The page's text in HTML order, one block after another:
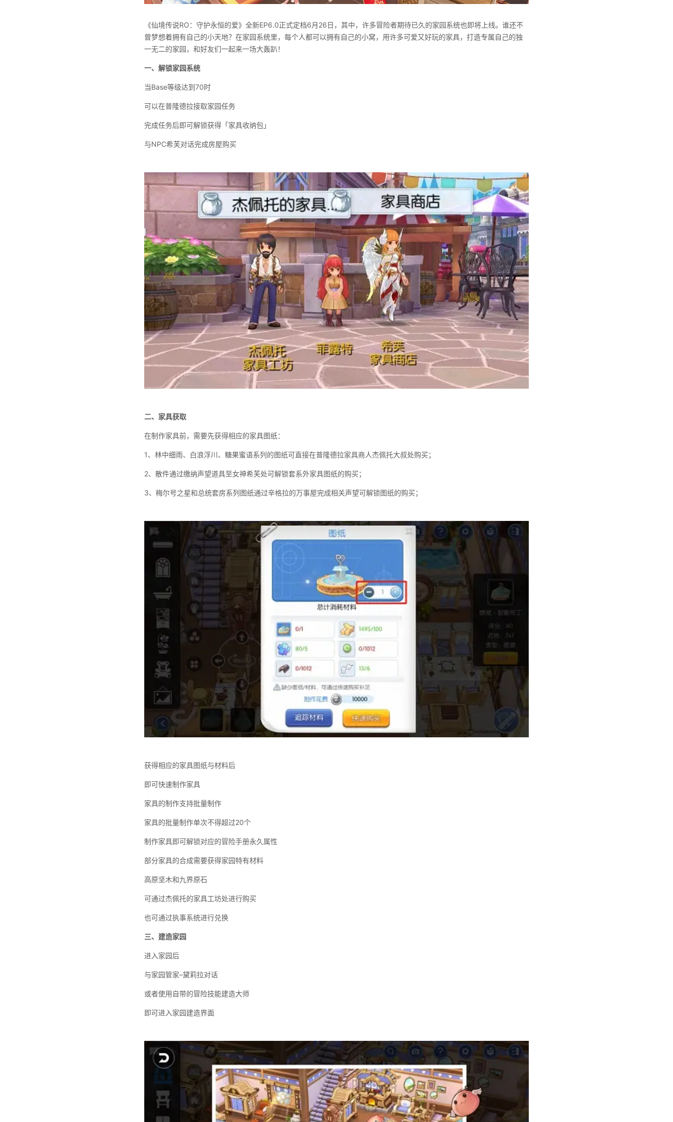
《仙境传说RO：守护永恒的爱》全新EP6.0正式定档6月26日，其中，许多冒险者期待已久的家园系统也即将上线。谁还不
曾梦想着拥有自己的小天地？在家园系统里，每个人都可以拥有自己的小窝，用许多可爱又好玩的家具，打造专属自己的独
一无二的家园，和好友们一起来一场大轰趴！
一、解锁家园系统
当Base等级达到70时
可以在普隆德拉接取家园任务
完成任务后即可解锁获得「家具收纳包」
与NPC希芙对话完成房屋购买
二、家具获取
在制作家具前，需要先获得相应的家具图纸：
1、林中细雨、白浪浮川、糖果蜜语系列的图纸可直接在普隆德拉家具商人杰佩托大叔处购买；
2、散件通过缴纳声望道具至女神希芙处可解锁套系外家具图纸的购买；
3、梅尔号之星和总统套房系列图纸通过辛格拉的万事屋完成相关声望可解锁图纸的购买；
获得相应的家具图纸与材料后
即可快速制作家具
家具的制作支持批量制作
家具的批量制作单次不得超过20个
制作家具即可解锁对应的冒险手册永久属性
部分家具的合成需要获得家园特有材料
高原坚木和九界原石
可通过杰佩托的家具工坊处进行购买
也可通过执事系统进行兑换
三、建造家园
进入家园后
与家园管家–黛莉拉对话
或者使用自带的冒险技能建造大师
即可进入家园建造界面